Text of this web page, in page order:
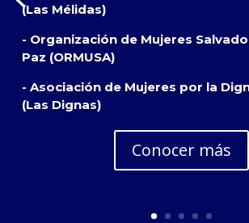
(Las Mélidas)
- Organización de Mujeres
Paz (ORMUSA)
- Asociación de Mujeres por la
(Las Dignas)
Conocer más